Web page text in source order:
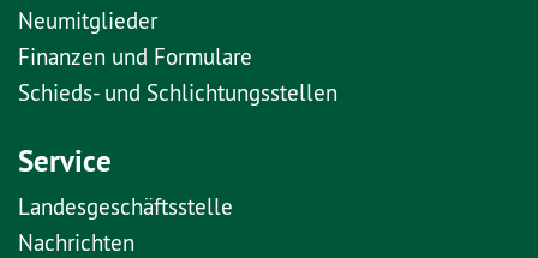
Neumitglieder
Finanzen und Formulare
Schieds- und Schlichtungsstellen
Service
Landesgeschäftsstelle
Nachrichten